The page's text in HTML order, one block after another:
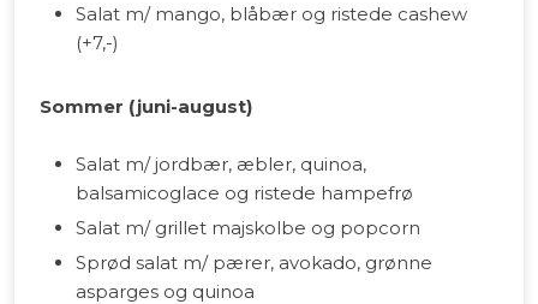
Salat m/ mango, blåbær og ristede cashew
(+7,-)
Sommer (juni-august)
Salat m/ jordbær, æbler, quinoa,
balsamicoglace og ristede hampefrø
Salat m/ grillet majskolbe og popcorn
Sprød salat m/ pærer, avokado, grønne
asparges og quinoa